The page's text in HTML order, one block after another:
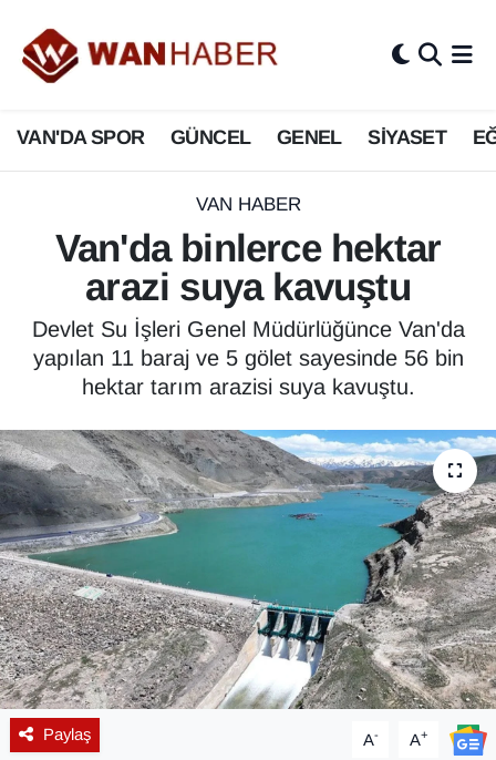
VAN'DA SPOR GÜNCEL GENEL SİYASET
VAN HABER
Van'da binlerce hektar
arazi suya kavuştu
Devlet Su İşleri Genel Müdürlüğünce Van'da
yapılan 11 baraj ve 5 gölet sayesinde 56 bin
hektar tarım arazisi suya kavuştu.
Paylaş A- A+
3.SAYFA
ASAYİŞ
BİLİM VE TEKNOLOJİ
Biyografi
ÇEVRE
Dernekler, Odalar
Diğer
DÜNYA
EĞİTİM
EKONOMİ
Van Nöbetçi Eczaneler
Van Hava Durumu
Van Namaz Vakitleri
Van Trafik Yoğunluk Haritası
Süper Lig Puan Durumu ve Fikstür
Tüm Manşetler
Haber Arşivi